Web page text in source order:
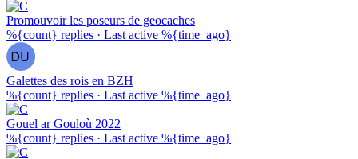
Promouvoir les poseurs de geocaches
%{count} replies · Last active %{time_ago}
Galettes des rois en BZH
%{count} replies · Last active %{time_ago}
Gouel ar Gouloù 2022
%{count} replies · Last active %{time_ago}